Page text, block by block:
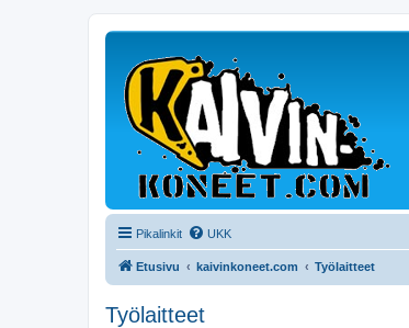
Pikalinkit UKK
Etusivu kaivinkoneet.com Työlaitteet
Työlaitteet